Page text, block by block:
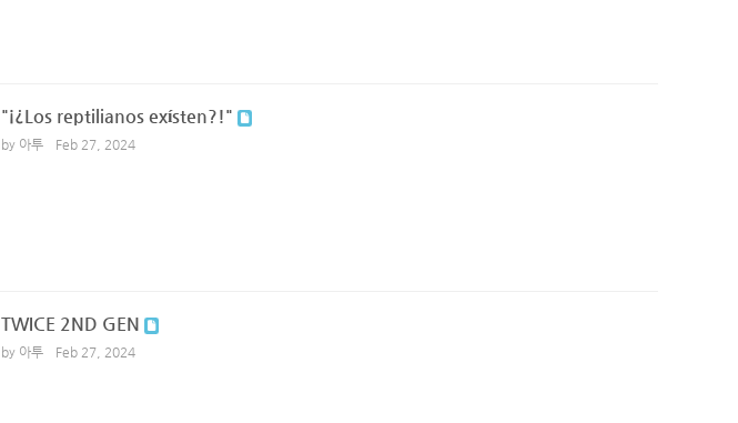
"¡¿Los reptilianos exísten?!"
by 아투 Feb 27, 2024
TWICE 2ND GEN
by 아투 Feb 27, 2024